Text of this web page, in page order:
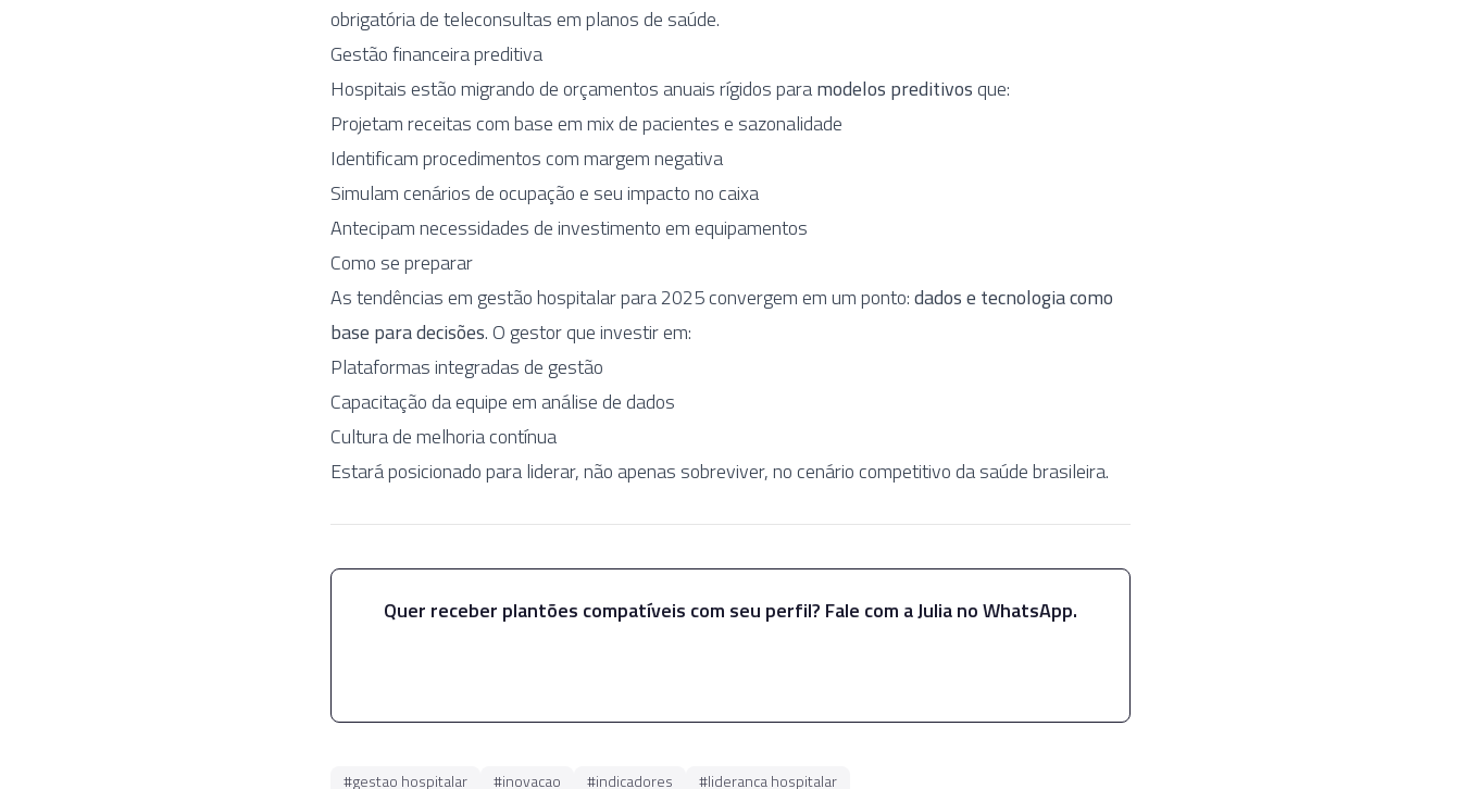
obrigatória de teleconsultas em planos de saúde.
Gestão financeira preditiva
Hospitais estão migrando de orçamentos anuais rígidos paramodelos preditivosque:
Projetam receitas com base em mix de pacientes e sazonalidade
Identificam procedimentos com margem negativa
Simulam cenários de ocupação e seu impacto no caixa
Antecipam necessidades de investimento em equipamentos
Como se preparar
As tendências em gestão hospitalar para 2025 convergem em um ponto:dados e tecnologia como
base para decisões. O gestor que investir em:
Plataformas integradas de gestão
Capacitação da equipe em análise de dados
Cultura de melhoria contínua
Estará posicionado para liderar, não apenas sobreviver, no cenário competitivo da saúde brasileira.
Quer receber plantões compatíveis com seu perfil? Fale com a Julia no WhatsApp.
#gestao hospitalar #inovacao #indicadores #lideranca hospitalar